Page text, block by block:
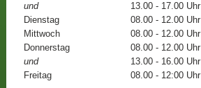
und
13.00 - 17.00 Uhr
Dienstag
08.00 - 12.00 Uhr
Mittwoch
08.00 - 12.00 Uhr
Donnerstag
08.00 - 12.00 Uhr
und
13.00 - 16.00 Uhr
Freitag
08.00 - 12:00 Uhr